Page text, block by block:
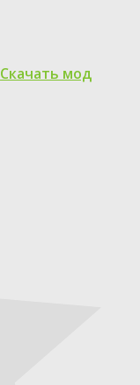
Скачать мод